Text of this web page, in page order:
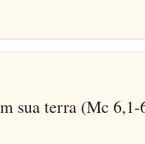
sua terra (Mc 6,1-